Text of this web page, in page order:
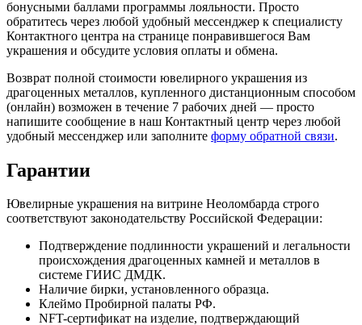
бонусными баллами программы лояльности. Просто
обратитесь через любой удобный мессенджер к специалисту
Контактного центра на странице понравившегося Вам
украшения и обсудите условия оплаты и обмена.
Возврат полной стоимости ювелирного украшения из
драгоценных металлов, купленного дистанционным способом
(онлайн) возможен в течение 7 рабочих дней — просто
напишите сообщение в наш Контактный центр через любой
удобный мессенджер или заполните форму обратной связи.
Гарантии
Ювелирные украшения на витрине Неоломбарда строго
соответствуют законодательству Российской Федерации:
Подтверждение подлинности украшений и легальности
происхождения драгоценных камней и металлов в
системе ГИИС ДМДК.
Наличие бирки, установленного образца.
Клеймо Пробирной палаты РФ.
NFT-сертификат на изделие, подтверждающий